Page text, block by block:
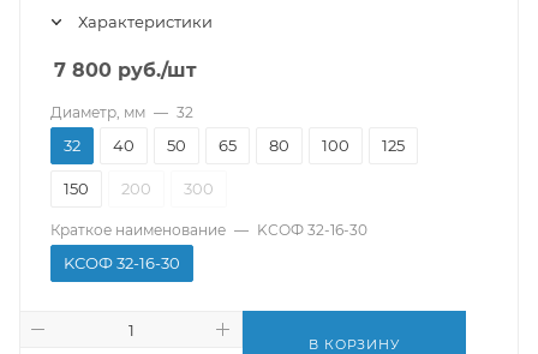
Характеристики
7 800 руб./шт
Диаметр, мм — 32
32 40 50 65 80 100 125
150 200 300
Краткое наименование — KСОФ 32-16-30
KСОФ 32-16-30
В КОРЗИНУ